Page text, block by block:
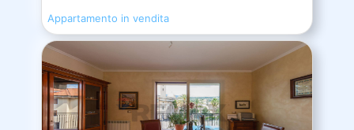
Appartamento in vendita